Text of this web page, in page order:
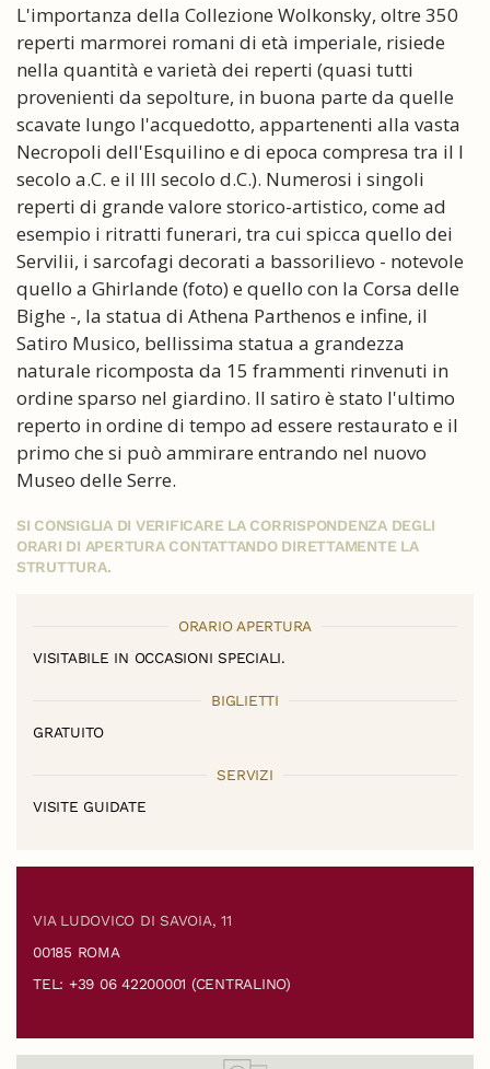
L'importanza della Collezione Wolkonsky, oltre 350
reperti marmorei romani di età imperiale, risiede
nella quantità e varietà dei reperti (quasi tutti
provenienti da sepolture, in buona parte da quelle
scavate lungo l'acquedotto, appartenenti alla vasta
Necropoli dell'Esquilino e di epoca compresa tra il I
secolo a.C. e il III secolo d.C.). Numerosi i singoli
reperti di grande valore storico-artistico, come ad
esempio i ritratti funerari, tra cui spicca quello dei
Servilii, i sarcofagi decorati a bassorilievo - notevole
quello a Ghirlande (foto) e quello con la Corsa delle
Bighe -, la statua di Athena Parthenos e infine, il
Satiro Musico, bellissima statua a grandezza
naturale ricomposta da 15 frammenti rinvenuti in
ordine sparso nel giardino. Il satiro è stato l'ultimo
reperto in ordine di tempo ad essere restaurato e il
primo che si può ammirare entrando nel nuovo
Museo delle Serre.
SI CONSIGLIA DI VERIFICARE LA CORRISPONDENZA DEGLI
ORARI DI APERTURA CONTATTANDO DIRETTAMENTE LA
STRUTTURA.
ORARIO APERTURA
VISITABILE IN OCCASIONI SPECIALI.
BIGLIETTI
GRATUITO
SERVIZI
VISITE GUIDATE
VIA LUDOVICO DI SAVOIA, 11
00185 ROMA
TEL: +39 06 42200001 (CENTRALINO)